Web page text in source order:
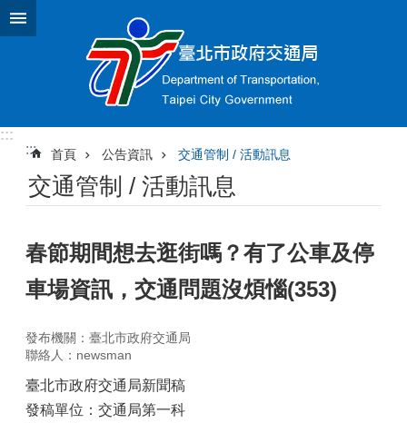
跳到主要內容區塊
:::
:::
首頁 公告資訊 交通管制 / 活動訊息
交通管制 / 活動訊息
春節期間想去逛街嗎？有了公車及停
車場資訊，交通問題沒煩惱(353)
發布機關：臺北市政府交通局
聯絡人：newsman
臺北市政府交通局新聞稿
發稿單位：交通局第一科